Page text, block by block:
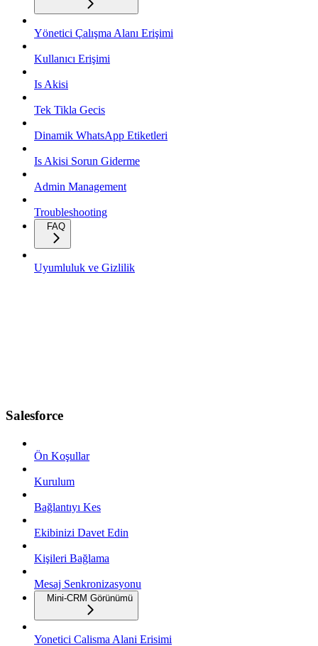
Yönetici Çalışma Alanı Erişimi
Kullanıcı Erişimi
Is Akisi
Tek Tikla Gecis
Dinamik WhatsApp Etiketleri
Is Akisi Sorun Giderme
Admin Management
Troubleshooting
FAQ
Uyumluluk ve Gizlilik
Salesforce
Ön Koşullar
Kurulum
Bağlantıyı Kes
Ekibinizi Davet Edin
Kişileri Bağlama
Mesaj Senkronizasyonu
Mini-CRM Görünümü
Yonetici Calisma Alani Erisimi